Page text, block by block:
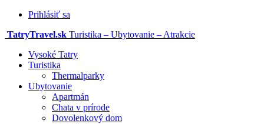
Prihlásiť sa
TatryTravel.sk Turistika – Ubytovanie – Atrakcie
Vysoké Tatry
Turistika
Thermalparky
Ubytovanie
Apartmán
Chata v prírode
Dovolenkový dom